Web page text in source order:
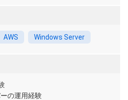
AWS Windows Server
の運用経験